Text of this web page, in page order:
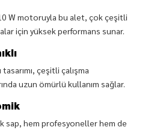
W motoruyla bu alet, çok çeşitli
için yüksek performans sunar.
tasarımı, çeşitli çalışma
uzun ömürlü kullanım sağlar.
sap, hem profesyoneller hem de